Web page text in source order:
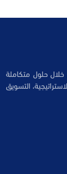
خلال حلول متكاملة
التسويق